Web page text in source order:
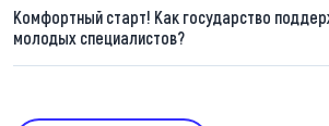
Комфортный старт! Как государство
молодых специалистов?